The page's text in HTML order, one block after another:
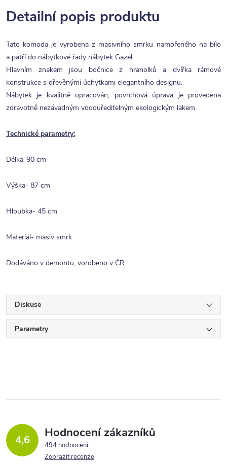
Detailní popis produktu
Tato komoda je vyrobena z masivního smrku namořeného na bílo
a patří do nábytkové řady nábytek Gazel.
Hlavním znakem jsou bočnice z hranolků a dvířka rámové
konstrukce s dřevěnými úchytkami elegantního designu.
Nábytek je kvalitně opracován, povrchová úprava je provedena
zdravotně nezávadným vodouředitelným ekologickým lakem.
Technické parametry:
Délka-90 cm
Výška- 87 cm
Hloubka- 45 cm
Materiál- masiv smrk
Dodáváno v demontu, vorobeno v ČR.
Diskuse
Parametry
4,6 Hodnocení zákazníků
494 hodnocení
Zobrazit recenze